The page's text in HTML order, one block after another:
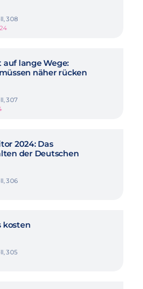
308
auf lange Wege:
näher rücken
307
2024: Das
der Deutschen
306
kosten
305